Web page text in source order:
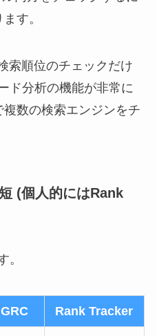
す。
索順位のチェックだけ
ド分析の機能が非常に
数の検索エンジンをチ
(個人的にはRank
。
GRC Rank Tracker